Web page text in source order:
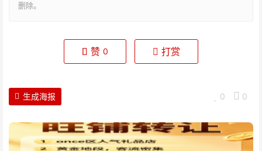
删除。
赞 0 打赏
0 0
生成海报